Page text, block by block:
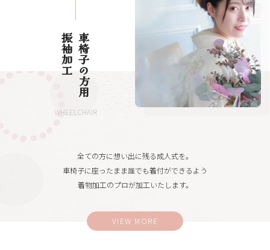
VIEW MORE
車椅子の方用
振袖加工
WHEELCHAIR
全ての方に想い出に残る成人式を。
車椅子に座ったまま誰でも着付ができるよう
着物加工のプロが加工いたします。